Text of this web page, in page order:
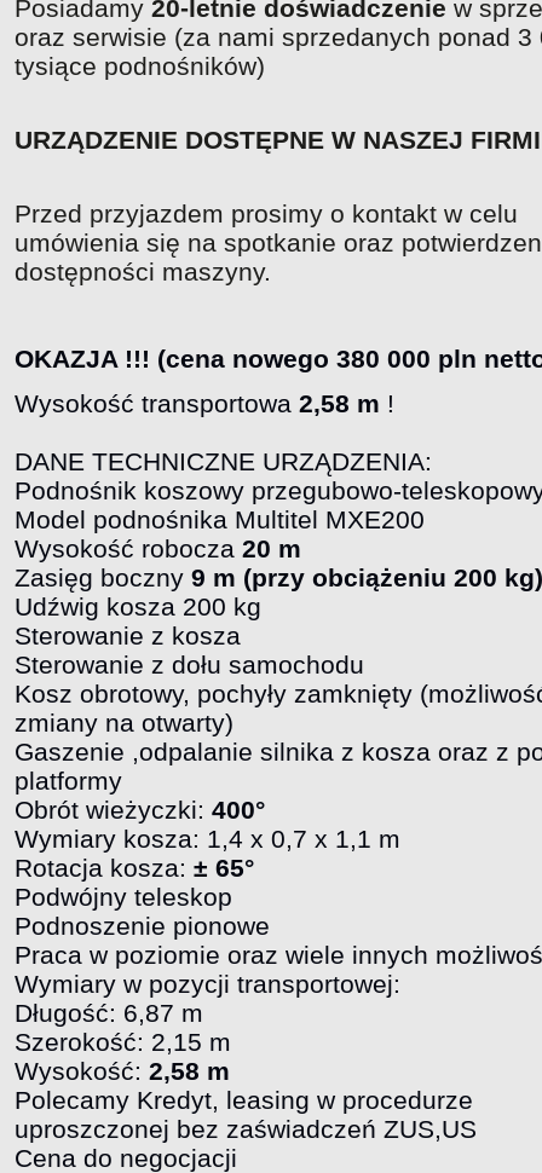
Posiadamy 20-letnie doświadczenie w
oraz serwisie (za nami sprzedanych ponad 3
tysiące podnośników)
URZĄDZENIE DOSTĘPNE W NASZEJ
Przed przyjazdem prosimy o kontakt w celu
umówienia się na spotkanie oraz
dostępności maszyny.
OKAZJA !!! (cena nowego 380 000 pln
Wysokość transportowa 2,58 m !
DANE TECHNICZNE URZĄDZENIA:
Podnośnik koszowy przegubowo-
Model podnośnika Multitel MXE200
Wysokość robocza 20 m
Zasięg boczny 9 m (przy obciążeniu 200 kg)
Udźwig kosza 200 kg
Sterowanie z kosza
Sterowanie z dołu samochodu
Kosz obrotowy, pochyły zamknięty
zmiany na otwarty)
Gaszenie ,odpalanie silnika z kosza oraz z
platformy
Obrót wieżyczki: 400°
Wymiary kosza: 1,4 x 0,7 x 1,1 m
Rotacja kosza: ± 65°
Podwójny teleskop
Podnoszenie pionowe
Praca w poziomie oraz wiele innych
Wymiary w pozycji transportowej:
Długość: 6,87 m
Szerokość: 2,15 m
Wysokość: 2,58 m
Polecamy Kredyt, leasing w procedurze
uproszczonej bez zaświadczeń ZUS,US
Cena do negocjacji